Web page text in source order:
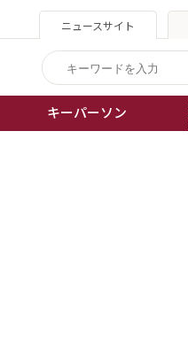
ニュースサイト
キーパーソン